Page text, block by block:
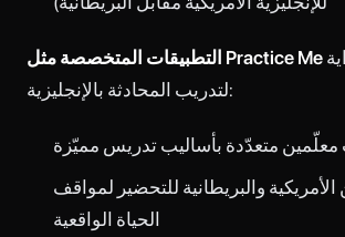
التطبيقات المتخصصة مثل Practice Me
لتدريب المحادثة بالإنجليزية:
متعدّدة بأساليب تدريس مميّزة
الأمريكية والبريطانية للتحضير لمواقف
الحياة الواقعية